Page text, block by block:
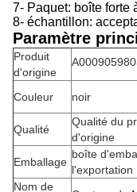
7- Paquet: boîte forte
8- échantillon:
Paramètre
Produit
d'origine
Couleur noir
Qualité
Qualité du
d'origine
Emballage
boîte
l'exportation
Nom de